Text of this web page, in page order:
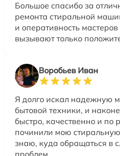
Большое спасибо за
ремонта стиральной
и оперативность
вызывают только
Воробьев Иван
Я долго искал надежную
бытовой техники, и
быстро, качественно и по
починили мою
знаю, куда обращаться в